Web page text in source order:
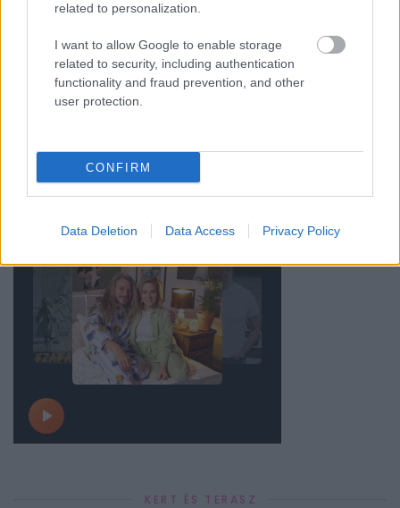
related to personalization.
I want to allow Google to enable storage
related to security, including authentication
functionality and fraud prevention, and other
user protection.
CONFIRM
Data Deletion Data Access Privacy Policy
Sárga izzadságfoltok a fehér pólón? A filléres
házi szer, ami csodát tesz
KERT ÉS TERASZ